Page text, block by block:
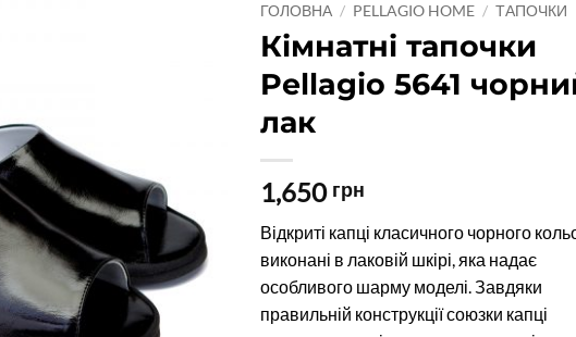
ГОЛОВНА / PELLAGIO HOME / ТАПОЧКИ
Кімнатні тапочки
Pellagio 5641
лак
1,650 грн
Відкриті капці класичного чорного
виконані в лаковій шкірі, яка надає
особливого шарму моделі. Завдяки
правильній конструкції союзки капці